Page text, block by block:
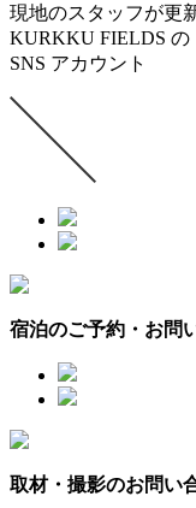
現地のスタッフが更
KURKKU FIELDS の
SNS アカウント
宿泊のご予約・お問
取材・撮影のお問い